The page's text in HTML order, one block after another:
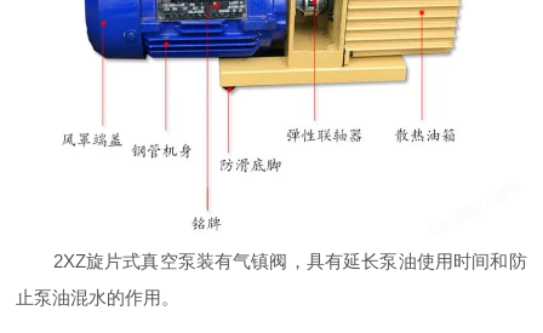
2XZ旋片式真空泵装有气镇阀，具有延长泵油使用时间和防
止泵油混水的作用。